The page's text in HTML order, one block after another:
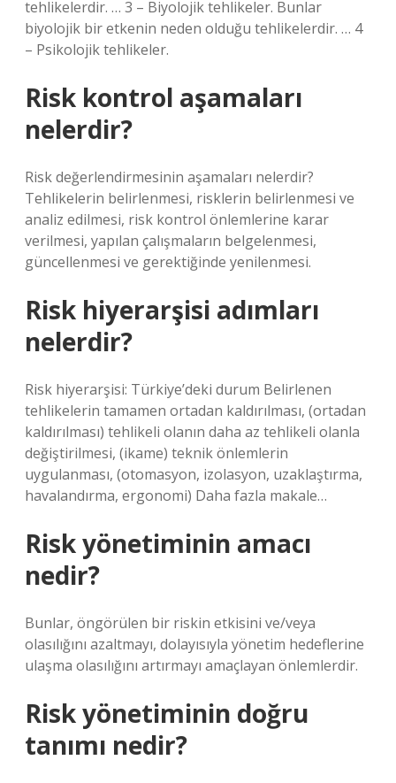
tehlikelerdir. … 3 – Biyolojik tehlikeler. Bunlar
biyolojik bir etkenin neden olduğu tehlikelerdir. … 4
– Psikolojik tehlikeler.
Risk kontrol aşamaları
nelerdir?
Risk değerlendirmesinin aşamaları nelerdir?
Tehlikelerin belirlenmesi, risklerin belirlenmesi ve
analiz edilmesi, risk kontrol önlemlerine karar
verilmesi, yapılan çalışmaların belgelenmesi,
güncellenmesi ve gerektiğinde yenilenmesi.
Risk hiyerarşisi adımları
nelerdir?
Risk hiyerarşisi: Türkiye’deki durum Belirlenen
tehlikelerin tamamen ortadan kaldırılması, (ortadan
kaldırılması) tehlikeli olanın daha az tehlikeli olanla
değiştirilmesi, (ikame) teknik önlemlerin
uygulanması, (otomasyon, izolasyon, uzaklaştırma,
havalandırma, ergonomi) Daha fazla makale…
Risk yönetiminin amacı
nedir?
Bunlar, öngörülen bir riskin etkisini ve/veya
olasılığını azaltmayı, dolayısıyla yönetim hedeflerine
ulaşma olasılığını artırmayı amaçlayan önlemlerdir.
Risk yönetiminin doğru
tanımı nedir?